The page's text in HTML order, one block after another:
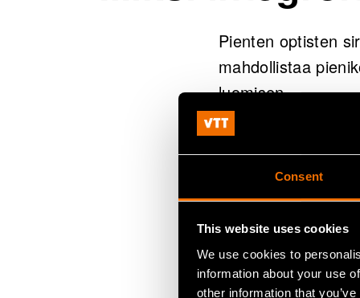
Consent
This website uses cookies
We use cookies to
information about your use
other information that
Pienten optisten
mahdollistaa
luomisen.
Integroitu
viestinnästä ja
Optisten
kannettavia